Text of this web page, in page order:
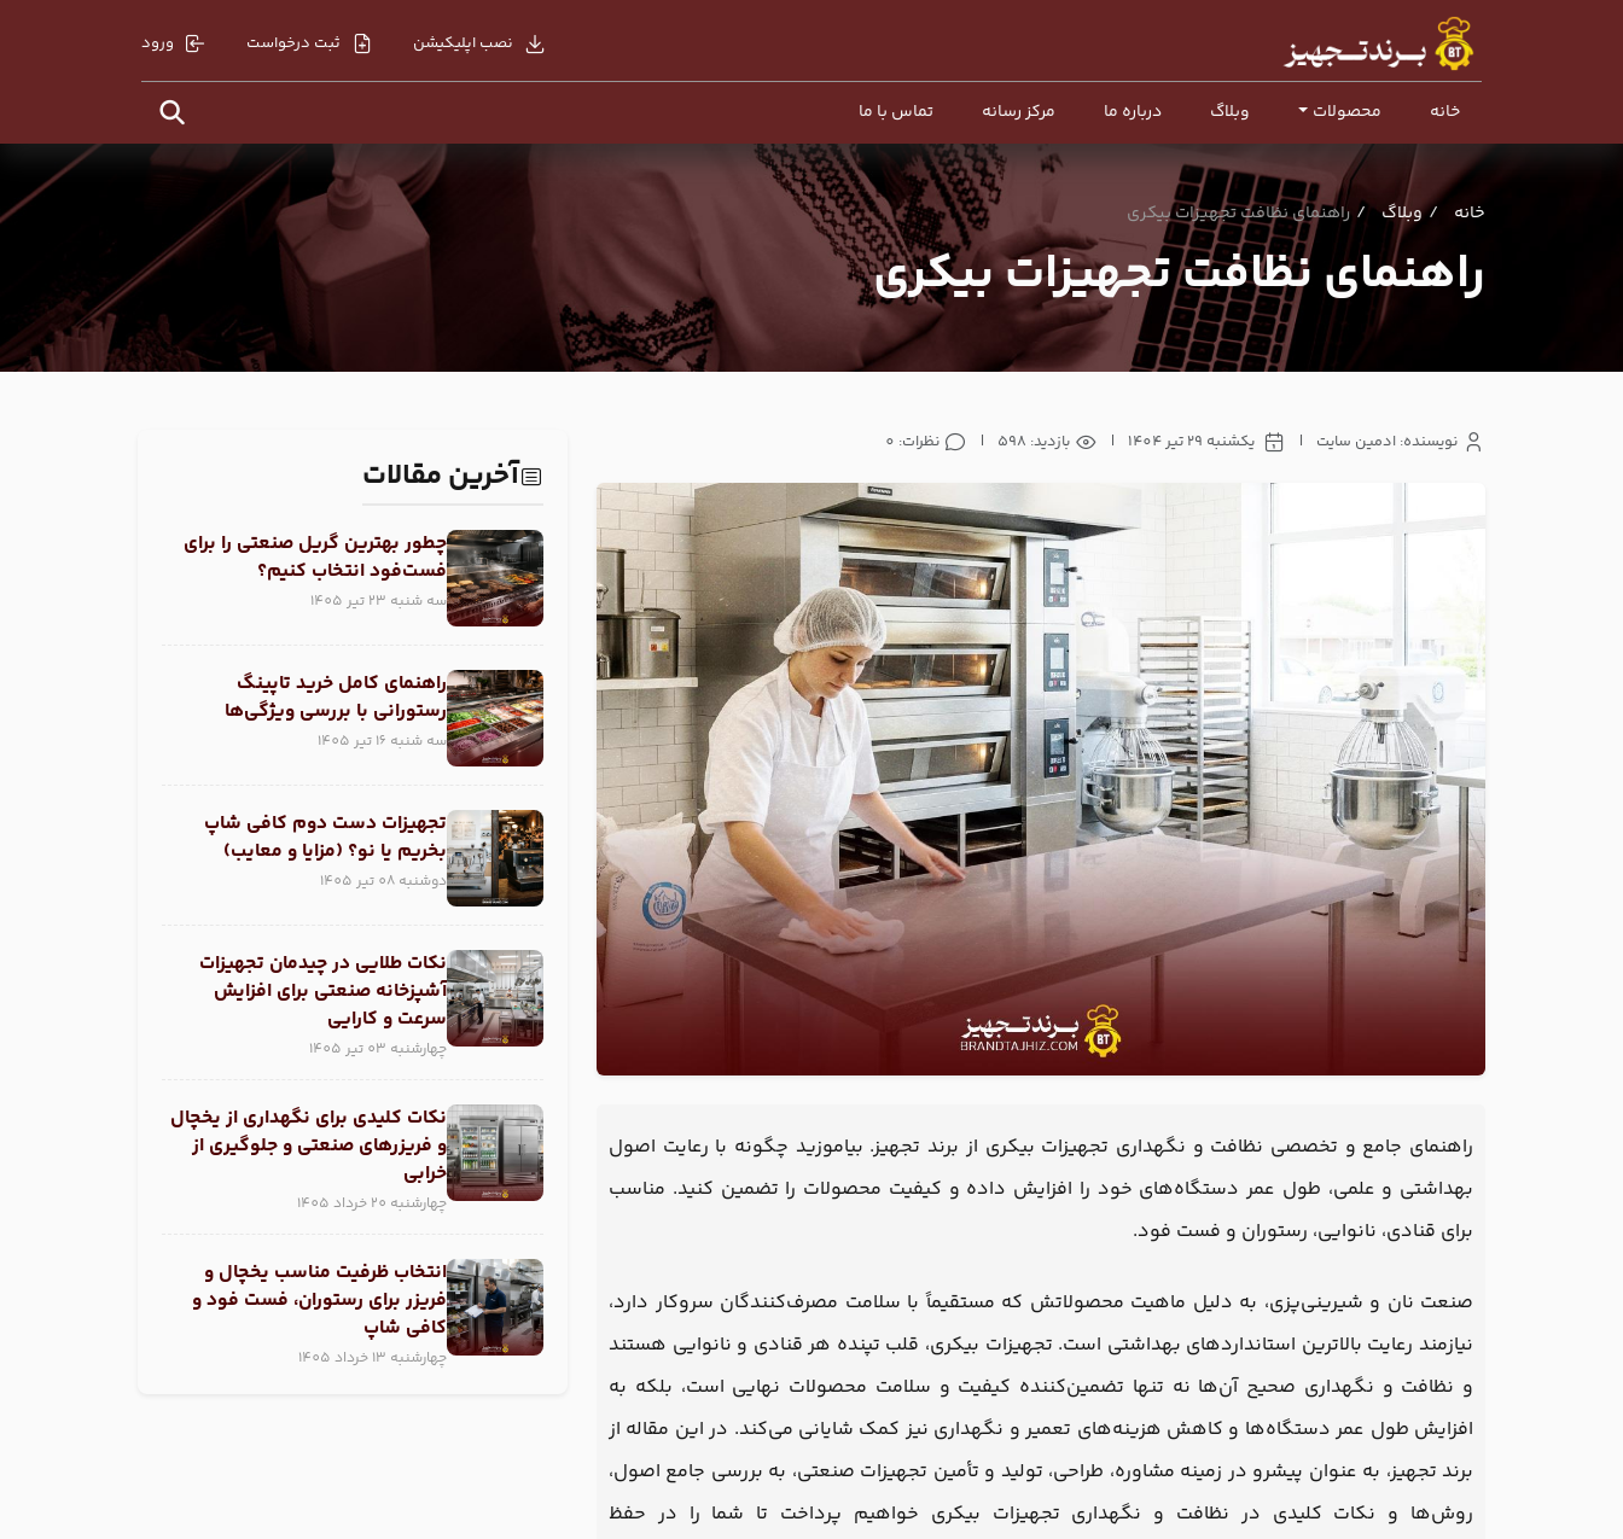
نصب اپلیکیشن ثبت درخواست ورود
خانه محصولات وبلاگ درباره ما مرکز رسانه تماس با ما
خانه وبلاگ راهنمای نظافت تجهیزات بیکری
راهنمای نظافت تجهیزات بیکری
نویسنده: ادمین سایت | یکشنبه 29 تیر 1404 | بازدید: 598 | نظرات: 0
راهنمای جامع و تخصصی نظافت و نگهداری تجهیزات بیکری از برند تجهیز. بیاموزید چگونه با رعایت اصول
بهداشتی و علمی، طول عمر دستگاه‌های خود را افزایش داده و کیفیت محصولات را تضمین کنید. مناسب
برای قنادی، نانوایی، رستوران و فست فود.
صنعت نان و شیرینی‌پزی، به دلیل ماهیت محصولاتش که مستقیماً با سلامت مصرف‌کنندگان سروکار دارد،
نیازمند رعایت بالاترین استانداردهای بهداشتی است. تجهیزات بیکری، قلب تپنده هر قنادی و نانوایی هستند
و نظافت و نگهداری صحیح آن‌ها نه تنها تضمین‌کننده کیفیت و سلامت محصولات نهایی است، بلکه به
افزایش طول عمر دستگاه‌ها و کاهش هزینه‌های تعمیر و نگهداری نیز کمک شایانی می‌کند. در این مقاله از
برند تجهیز، به عنوان پیشرو در زمینه مشاوره، طراحی، تولید و تأمین تجهیزات صنعتی، به بررسی جامع اصول،
روش‌ها و نکات کلیدی در نظافت و نگهداری تجهیزات بیکری خواهیم پرداخت تا شما را در حفظ
آخرین مقالات
چطور بهترین گریل صنعتی را برای
فست‌فود انتخاب کنیم؟
سه شنبه 23 تیر 1405
راهنمای کامل خرید تاپینگ
رستورانی با بررسی ویژگی‌ها
سه شنبه 16 تیر 1405
تجهیزات دست دوم کافی شاپ
بخریم یا نو؟ (مزایا و معایب)
دوشنبه 08 تیر 1405
نکات طلایی در چیدمان تجهیزات
آشپزخانه صنعتی برای افزایش
سرعت و کارایی
چهارشنبه 03 تیر 1405
نکات کلیدی برای نگهداری از یخچال
و فریزر‌های صنعتی و جلوگیری از
خرابی
چهارشنبه 20 خرداد 1405
انتخاب ظرفیت مناسب یخچال و
فریزر برای رستوران، فست فود و
کافی شاپ
چهارشنبه 13 خرداد 1405